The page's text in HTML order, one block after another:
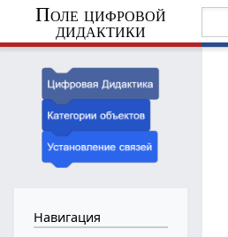
Поле цифровой
дидактики
Навигация